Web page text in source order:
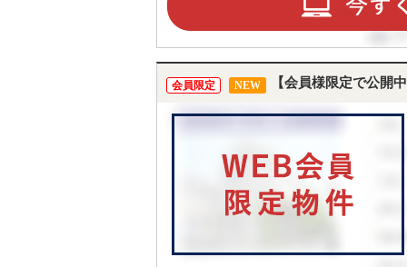
会員限定 NEW 【会員様限定で公開